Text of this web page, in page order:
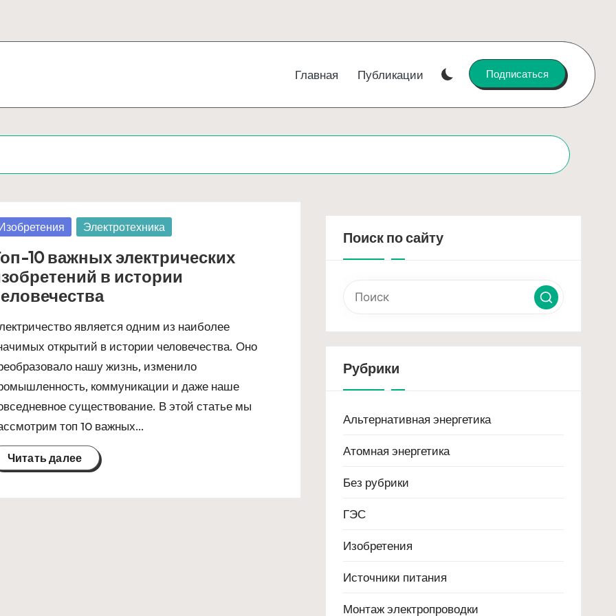
Главная Публикации Подписаться
Электротехника
10 важных электрических
в истории
является одним из наиболее
открытий в истории человечества. Оно
нашу жизнь, изменило
коммуникации и даже наше
существование. В этой статье мы
топ 10 важных…
Читать далее
Поиск по сайту
Рубрики
Альтернативная энергетика
Атомная энергетика
Без рубрики
ГЭС
Изобретения
Источники питания
Монтаж электропроводки